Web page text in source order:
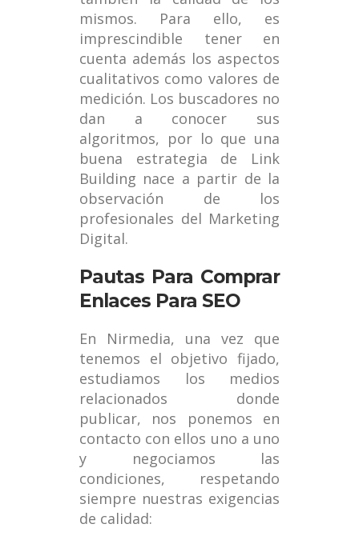
mismos. Para ello, es
imprescindible tener en
cuenta además los aspectos
cualitativos como valores de
medición. Los buscadores no
dan a conocer sus
algoritmos, por lo que una
buena estrategia de Link
Building nace a partir de la
observación de los
profesionales del Marketing
Digital.
Pautas Para Comprar
Enlaces Para SEO
En Nirmedia, una vez que
tenemos el objetivo fijado,
estudiamos los medios
relacionados donde
publicar, nos ponemos en
contacto con ellos uno a uno
y negociamos las
condiciones, respetando
siempre nuestras exigencias
de calidad: